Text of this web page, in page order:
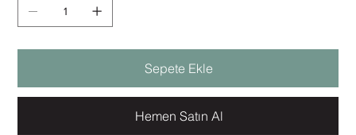
Sepete Ekle
Hemen Satın Al